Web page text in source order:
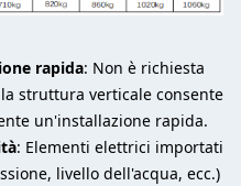
rapida: Non è richiesta
struttura verticale consente
un'installazione rapida.
: Elementi elettrici importati
livello dell'acqua, ecc.)